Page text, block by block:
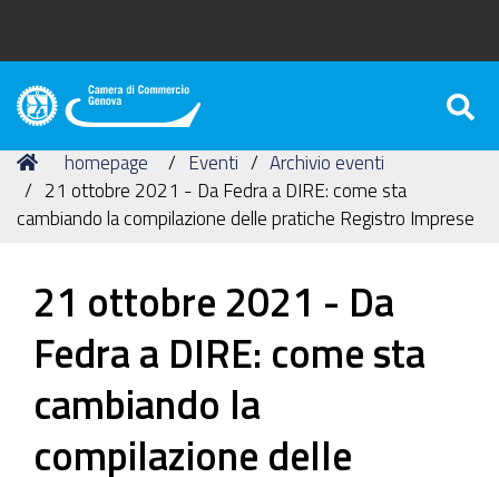
Camera
Commercio
di
Genova
Tu
sei
qui:
Home
homepage Eventi
Archivio eventi
21 ottobre 2021 - Da Fedra a DIRE: come sta
cambiando la compilazione delle pratiche Registro Imprese
21 ottobre 2021 - Da
Fedra a DIRE: come sta
cambiando la
compilazione delle